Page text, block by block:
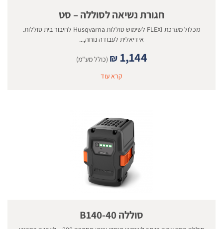
חגורת נשיאה לסוללה – סט
מכלול מערכת FLEXI לשימוש סוללות Husqvarna לחיבור בית סוללות.
אידיאלית לעבודה נוחה,...
₪ 1,144
(כולל מע"מ)
קרא עוד
סוללה 40-B140